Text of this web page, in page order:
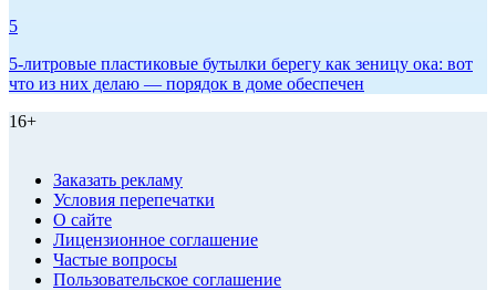
5
5-литровые пластиковые бутылки берегу как зеницу ока: вот
что из них делаю — порядок в доме обеспечен
16+
Заказать рекламу
Условия перепечатки
О сайте
Лицензионное соглашение
Частые вопросы
Пользовательское соглашение